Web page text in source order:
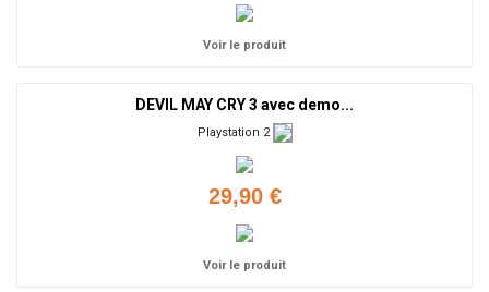
Voir le produit
DEVIL MAY CRY 3 avec demo...
Playstation 2
29,90 €
Voir le produit